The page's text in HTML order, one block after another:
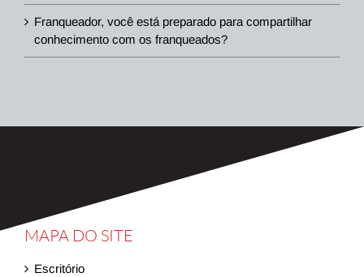
Franqueador, você está preparado para compartilhar
conhecimento com os franqueados?
MAPA DO SITE
Escritório